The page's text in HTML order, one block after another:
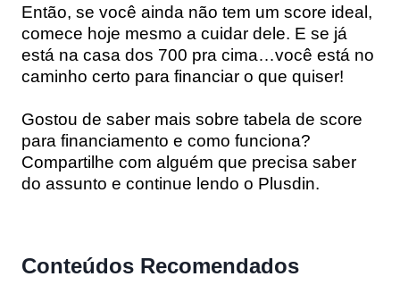
Então, se você ainda não tem um score ideal,
comece hoje mesmo a cuidar dele. E se já
está na casa dos 700 pra cima…você está no
caminho certo para financiar o que quiser!
Gostou de saber mais sobre tabela de score
para financiamento e como funciona?
Compartilhe com alguém que precisa saber
do assunto e continue lendo o Plusdin.
Conteúdos Recomendados